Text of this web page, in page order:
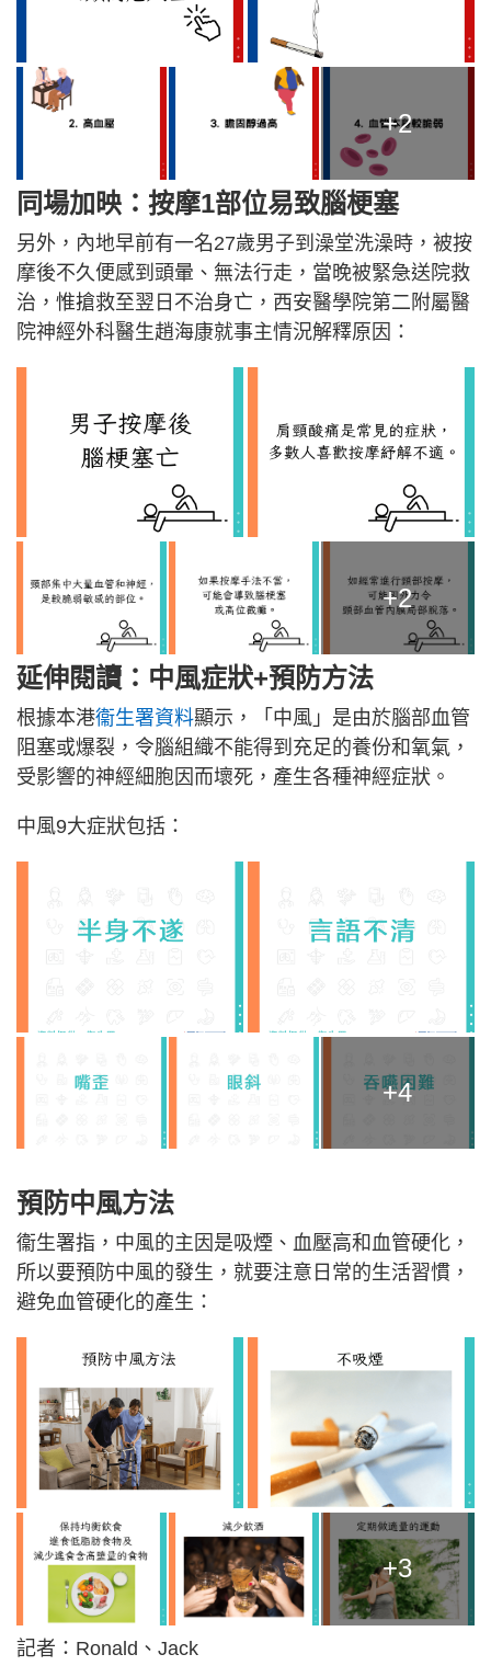
+2
同場加映：按摩1部位易致腦梗塞
另外，內地早前有一名27歲男子到澡堂洗澡時，被按
摩後不久便感到頭暈、無法行走，當晚被緊急送院救
治，惟搶救至翌日不治身亡，西安醫學院第二附屬醫
院神經外科醫生趙海康就事主情況解釋原因：
+2
延伸閱讀：中風症狀+預防方法
根據本港衞生署資料顯示，「中風」是由於腦部血管
阻塞或爆裂，令腦組織不能得到充足的養份和氧氣，
受影響的神經細胞因而壞死，產生各種神經症狀。
中風9大症狀包括：
+4
預防中風方法
衞生署指，中風的主因是吸煙、血壓高和血管硬化，
所以要預防中風的發生，就要注意日常的生活習慣，
避免血管硬化的產生：
+3
記者：Ronald、Jack